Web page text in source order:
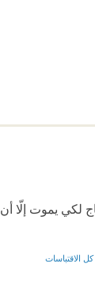
لكي يموت إلّا أن
كل الاقتباسات